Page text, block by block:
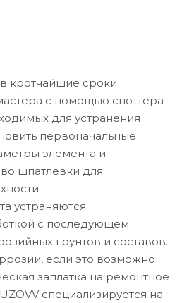
кротчайшие сроки
с помощью споттера
для устранения
первоначальные
элемента и
шпатлевки для
устраняются
с последующем
грунтов и составов.
если это возможно
заплатка на ремонтное
специализируется на